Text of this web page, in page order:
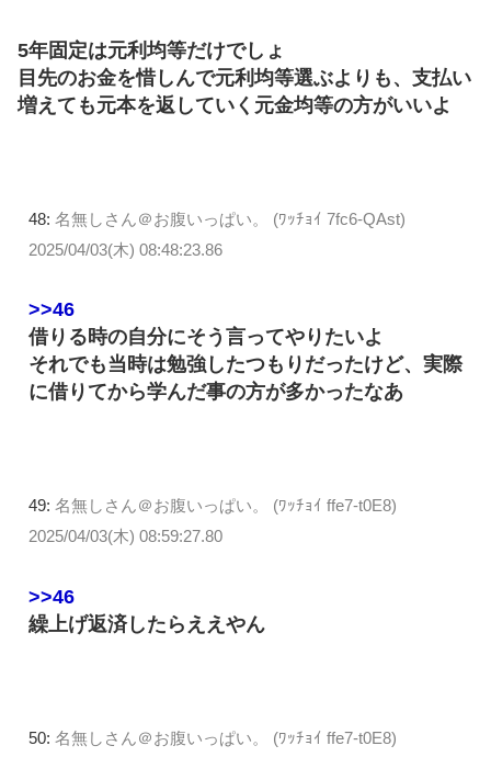
5年固定は元利均等だけでしょ
目先のお金を惜しんで元利均等選ぶよりも、支払い
増えても元本を返していく元金均等の方がいいよ
48: 名無しさん＠お腹いっぱい。 (ﾜｯﾁｮｲ 7fc6-QAst)
2025/04/03(木) 08:48:23.86
>>46
借りる時の自分にそう言ってやりたいよ
それでも当時は勉強したつもりだったけど、実際
に借りてから学んだ事の方が多かったなあ
49: 名無しさん＠お腹いっぱい。 (ﾜｯﾁｮｲ ffe7-t0E8)
2025/04/03(木) 08:59:27.80
>>46
繰上げ返済したらええやん
50: 名無しさん＠お腹いっぱい。 (ﾜｯﾁｮｲ ffe7-t0E8)